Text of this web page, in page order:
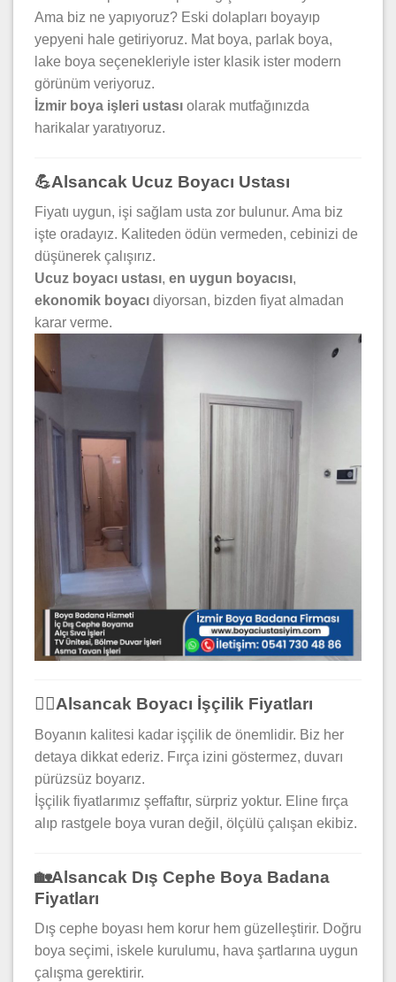
Ama biz ne yapıyoruz? Eski dolapları boyayıp
yepyeni hale getiriyoruz. Mat boya, parlak boya,
lake boya seçenekleriyle ister klasik ister modern
görünüm veriyoruz.
İzmir boya işleri ustası olarak mutfağınızda
harikalar yaratıyoruz.
💪Alsancak Ucuz Boyacı Ustası
Fiyatı uygun, işi sağlam usta zor bulunur. Ama biz
işte oradayız. Kaliteden ödün vermeden, cebinizi de
düşünerek çalışırız.
Ucuz boyacı ustası, en uygun boyacısı,
ekonomik boyacı diyorsan, bizden fiyat almadan
karar verme.
👷‍♂️Alsancak Boyacı İşçilik Fiyatları
Boyanın kalitesi kadar işçilik de önemlidir. Biz her
detaya dikkat ederiz. Fırça izini göstermez, duvarı
pürüzsüz boyarız.
İşçilik fiyatlarımız şeffaftır, sürpriz yoktur. Eline fırça
alıp rastgele boya vuran değil, ölçülü çalışan ekibiz.
🏡Alsancak Dış Cephe Boya Badana
Fiyatları
Dış cephe boyası hem korur hem güzelleştirir. Doğru
boya seçimi, iskele kurulumu, hava şartlarına uygun
çalışma gerektirir.